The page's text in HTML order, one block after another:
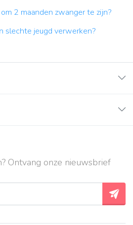
2 maanden zwanger te zijn?
slechte jeugd verwerken?
Ontvang onze nieuwsbrief